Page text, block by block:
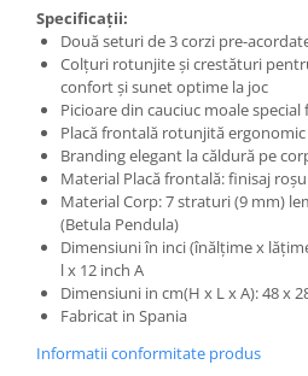
Rack studio
Recordere de studio
Recordere portabile
Sintetizatoare
Standuri si stative de monitoare
Subwoofere de studio
Tratament acustic
Lumini si efecte
Accesorii pentru lumini
Bare Led
Cabluri de Alimentare
Case-uri de lumini
Specificații:
Două seturi de 3 corzi pre-
Colțuri rotunjite și crestături
confort și sunet optime la joc
Picioare din cauciuc moale
Placă frontală rotunjită
Branding elegant la căldură pe
Material Placă frontală: finisaj
Material Corp: 7 straturi (9 mm)
(Betula Pendula)
Dimensiuni în inci (înălțime x
l x 12 inch A
Dimensiuni in cm(H x L x A): 48 x
Fabricat in Spania
Informatii conformitate produs